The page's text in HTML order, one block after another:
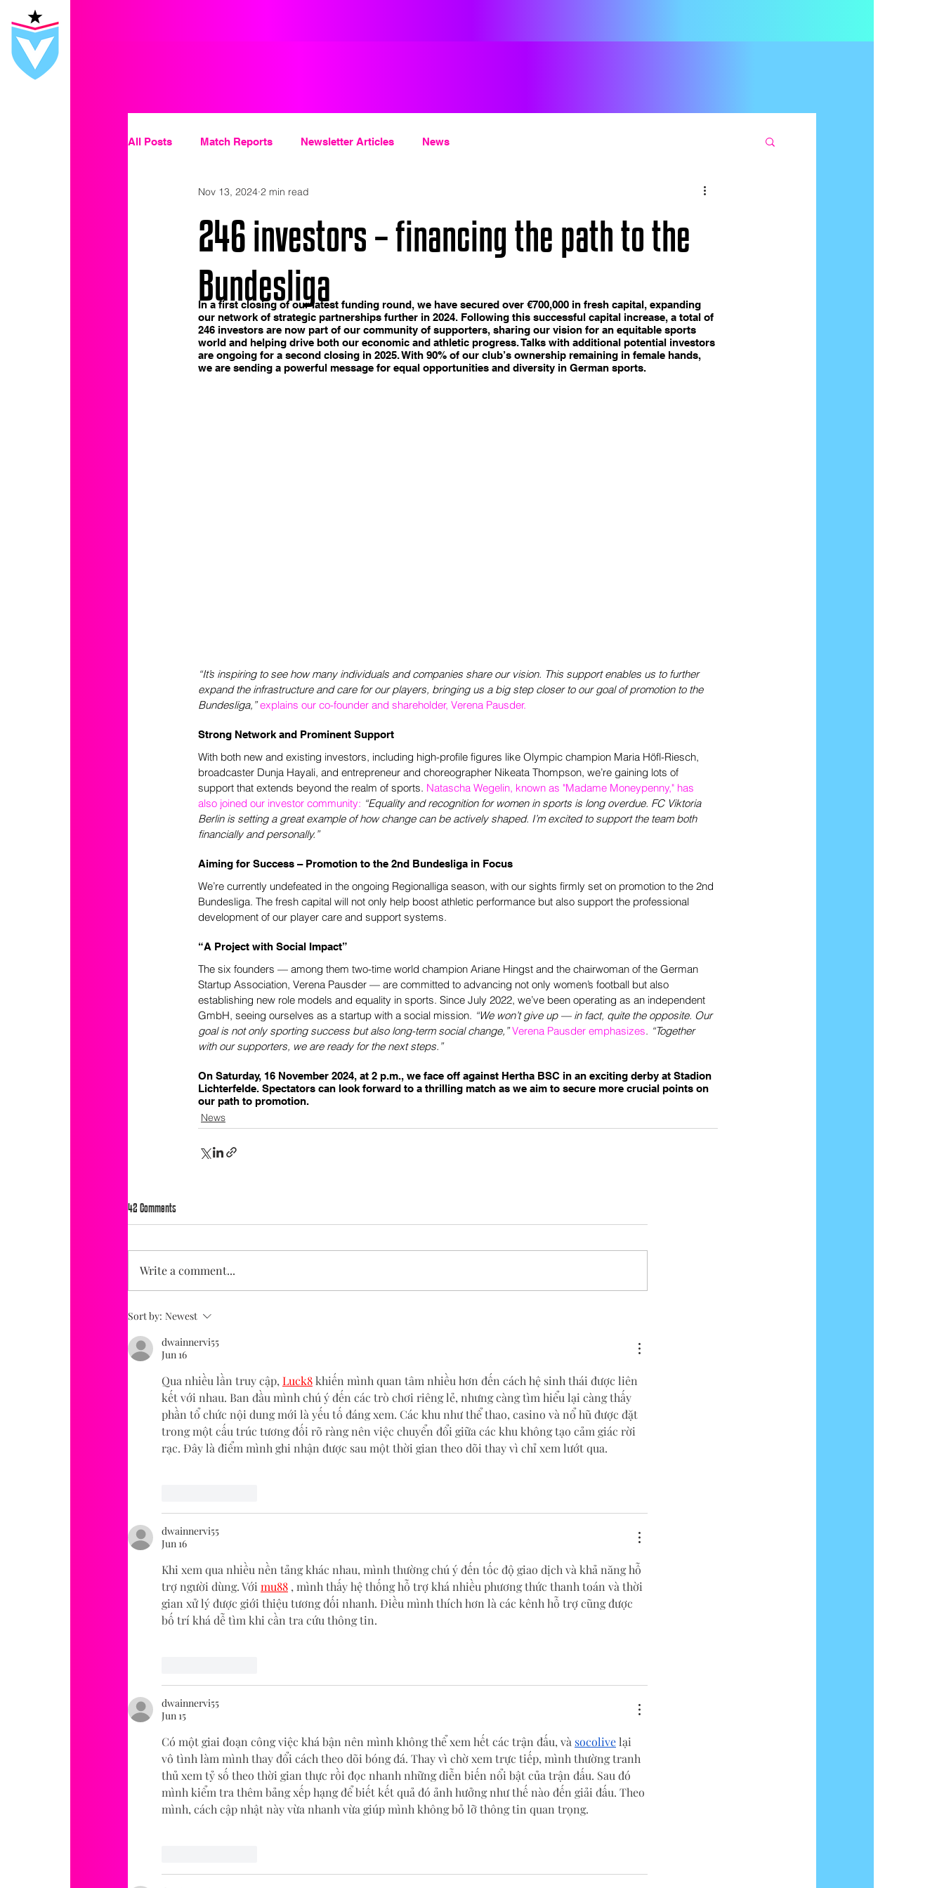
All Posts Match Reports Newsletter Articles News
246 investors – financing the path to the
Bundesliga
Nov 13, 2024 2 min read
In a first closing of our latest funding round, we have secured over €700,000 in fresh capital, expanding
our network of strategic partnerships further in 2024. Following this successful capital increase, a total of
246 investors are now part of our community of supporters, sharing our vision for an equitable sports
world and helping drive both our economic and athletic progress. Talks with additional potential investors
are ongoing for a second closing in 2025. With 90% of our club’s ownership remaining in female hands,
we are sending a powerful message for equal opportunities and diversity in German sports.
“It’s inspiring to see how many individuals and companies share our vision. This support enables us to further
expand the infrastructure and care for our players, bringing us a big step closer to our goal of promotion to the
Bundesliga,” explains our co-founder and shareholder, Verena Pausder.
Strong Network and Prominent Support
With both new and existing investors, including high-profile figures like Olympic champion Maria Höfl-Riesch,
broadcaster Dunja Hayali, and entrepreneur and choreographer Nikeata Thompson, we’re gaining lots of
support that extends beyond the realm of sports. Natascha Wegelin, known as "Madame Moneypenny," has
also joined our investor community: “Equality and recognition for women in sports is long overdue. FC Viktoria
Berlin is setting a great example of how change can be actively shaped. I’m excited to support the team both
financially and personally.”
Aiming for Success – Promotion to the 2nd Bundesliga in Focus
We’re currently undefeated in the ongoing Regionalliga season, with our sights firmly set on promotion to the 2nd
Bundesliga. The fresh capital will not only help boost athletic performance but also support the professional
development of our player care and support systems.
“A Project with Social Impact”
The six founders — among them two-time world champion Ariane Hingst and the chairwoman of the German
Startup Association, Verena Pausder — are committed to advancing not only women’s football but also
establishing new role models and equality in sports. Since July 2022, we’ve been operating as an independent
GmbH, seeing ourselves as a startup with a social mission. “We won’t give up — in fact, quite the opposite. Our
goal is not only sporting success but also long-term social change,” Verena Pausder emphasizes. “Together
with our supporters, we are ready for the next steps.”
On Saturday, 16 November 2024, at 2 p.m., we face off against Hertha BSC in an exciting derby at Stadion
Lichterfelde. Spectators can look forward to a thrilling match as we aim to secure more crucial points on
our path to promotion.
News
42 Comments
Write a comment...
Sort by: Newest
dwainnervi55
Jun 16
Qua nhiều lần truy cập, Luck8 khiến mình quan tâm nhiều hơn đến cách hệ sinh thái được liên
kết với nhau. Ban đầu mình chú ý đến các trò chơi riêng lẻ, nhưng càng tìm hiểu lại càng thấy
phần tổ chức nội dung mới là yếu tố đáng xem. Các khu như thể thao, casino và nổ hũ được đặt
trong một cấu trúc tương đối rõ ràng nên việc chuyển đổi giữa các khu không tạo cảm giác rời
rạc. Đây là điểm mình ghi nhận được sau một thời gian theo dõi thay vì chỉ xem lướt qua.
dwainnervi55
Jun 16
Khi xem qua nhiều nền tảng khác nhau, mình thường chú ý đến tốc độ giao dịch và khả năng hỗ
trợ người dùng. Với mu88 , mình thấy hệ thống hỗ trợ khá nhiều phương thức thanh toán và thời
gian xử lý được giới thiệu tương đối nhanh. Điều mình thích hơn là các kênh hỗ trợ cũng được
bố trí khá dễ tìm khi cần tra cứu thông tin.
dwainnervi55
Jun 15
Có một giai đoạn công việc khá bận nên mình không thể xem hết các trận đấu, và socolive lại
vô tình làm mình thay đổi cách theo dõi bóng đá. Thay vì chờ xem trực tiếp, mình thường tranh
thủ xem tỷ số theo thời gian thực rồi đọc nhanh những diễn biến nổi bật của trận đấu. Sau đó
mình kiểm tra thêm bảng xếp hạng để biết kết quả đó ảnh hưởng như thế nào đến giải đấu. Theo
mình, cách cập nhật này vừa nhanh vừa giúp mình không bỏ lỡ thông tin quan trọng.